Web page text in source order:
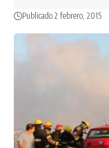
Publicado 2 febrero, 2015